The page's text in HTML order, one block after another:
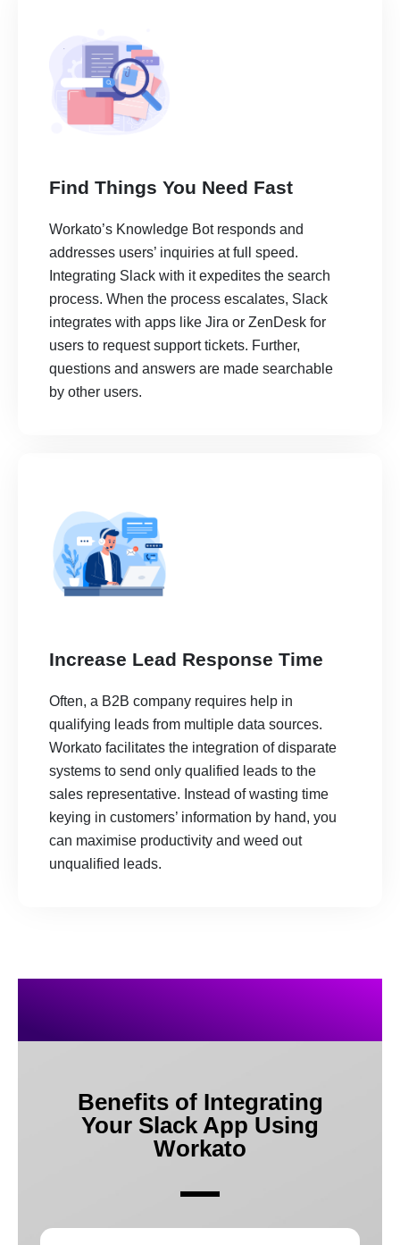
Find Things You Need Fast
Workato’s Knowledge Bot responds and
addresses users’ inquiries at full speed.
Integrating Slack with it expedites the search
process. When the process escalates, Slack
integrates with apps like Jira or ZenDesk for
users to request support tickets. Further,
questions and answers are made searchable
by other users.
Increase Lead Response Time
Often, a B2B company requires help in
qualifying leads from multiple data sources.
Workato facilitates the integration of disparate
systems to send only qualified leads to the
sales representative. Instead of wasting time
keying in customers’ information by hand, you
can maximise productivity and weed out
unqualified leads.
Benefits of Integrating
Your Slack App Using
Workato